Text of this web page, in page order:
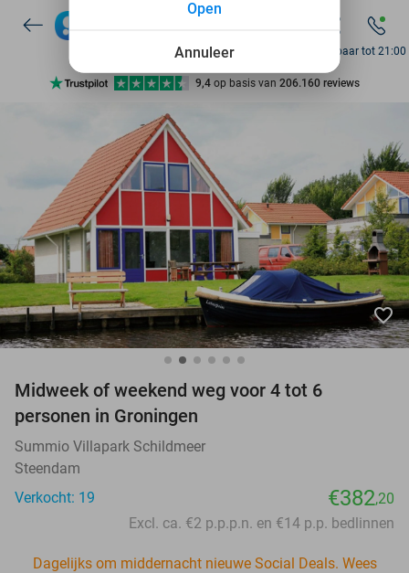
7 dagen per week beschikbaar
10+ miljoen leden
9,4 op basis van 206.160 reviews
Ontdek 15.000+ deals
7 dagen per week beschikbaar
10+ miljoen leden
Bereikbaar tot 21:00
favorite_border
Midweek of weekend weg voor 4 tot 6
personen in Groningen
Summio Villapark Schildmeer
Steendam
Verkocht: 19
€382,20
Excl. ca. €2 p.p.p.n. en €14 p.p. bedlinnen
Dagelijks om middernacht nieuwe Social Deals. Wees
Annuleer
Open